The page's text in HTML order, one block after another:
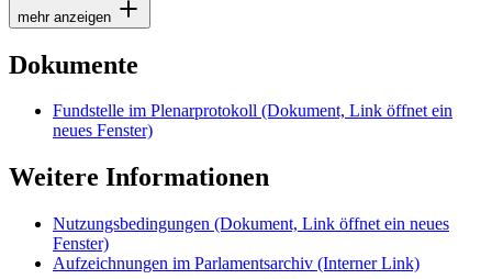
mehr anzeigen
Dokumente
Fundstelle im Plenarprotokoll (Dokument, Link öffnet ein
neues Fenster)
Weitere Informationen
Nutzungsbedingungen (Dokument, Link öffnet ein neues
Fenster)
Aufzeichnungen im Parlamentsarchiv (Interner Link)